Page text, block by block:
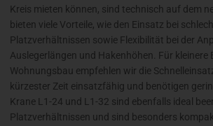
Kreis mieten können, sind technisch auf dem
bieten viele Vorteile, wie den Einsatz bei
Platzverhältnissen sowie Flexibilität bei der
Auslegerlängen und Hakenhöhen. Für kleinere
Wohnungsbau empfehlen wir die
kürzester Zeit einsatzfähig und benötigen
Krane L1-24 und L1-32 sind ebenfalls ideal
Platzverhältnissen und sind besonders